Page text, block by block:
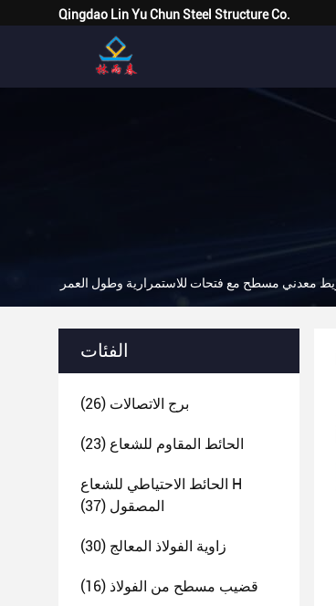
Qingdao Lin Yu Chun Steel Structure Co.
الفئات
برج الاتصالات (26)
الحائط المقاوم للشعاع (23)
الحائط الاحتياطي للشعاع H
المصقول (37)
زاوية الفولاذ المعالج (30)
قضيب مسطح من الفولاذ (16)